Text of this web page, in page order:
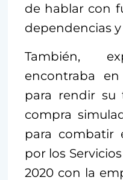
de hablar con
dependencias
También,
encontraba
para rendir su
compra
para combatir
por los
2020 con la